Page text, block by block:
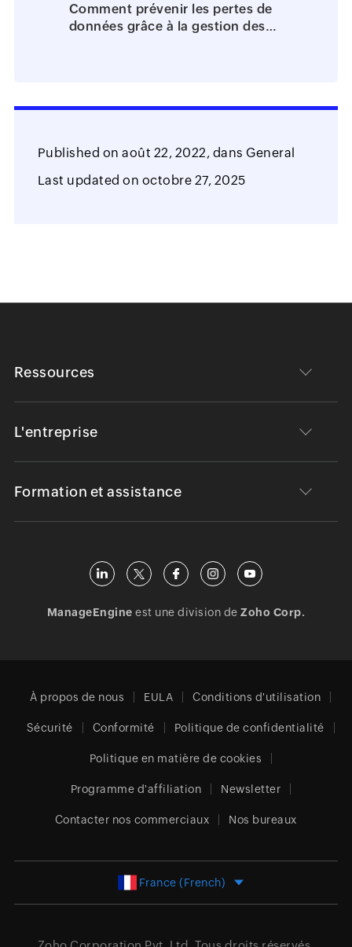
Comment prévenir les pertes de
données grâce à la gestion des
Published onaoût 22, 2022, dans General
Last updated on octobre 27, 2025
Ressources
L'entreprise
Formation et assistance
ManageEngine est une division deZoho Corp.
À propos de nous EULA Conditions d'utilisation
Sécurité Conformité Politique de confidentialité
Politique en matière de cookies
Programme d'affiliation Newsletter
Contacter nos commerciaux Nos bureaux
France (French)